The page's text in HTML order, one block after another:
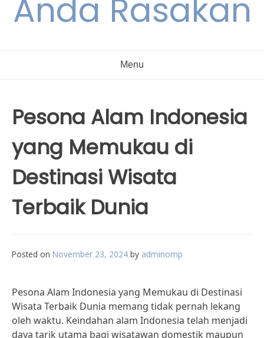
Anda Rasakan
Menu
Pesona Alam Indonesia
yang Memukau di
Destinasi Wisata
Terbaik Dunia
Posted on November 23, 2024 by adminomp
Pesona Alam Indonesia yang Memukau di Destinasi
Wisata Terbaik Dunia memang tidak pernah lekang
oleh waktu. Keindahan alam Indonesia telah menjadi
daya tarik utama bagi wisatawan domestik maupun